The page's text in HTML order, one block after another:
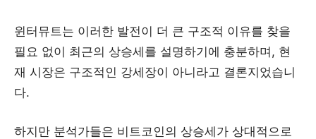
윈터뮤트는 이러한 발전이 더 큰 구조적 이유를 찾을
필요 없이 최근의 상승세를 설명하기에 충분하며, 현
재 시장은 구조적인 강세장이 아니라고 결론지었습니
다.
하지만 분석가들은 비트코인의 상승세가 상대적으로